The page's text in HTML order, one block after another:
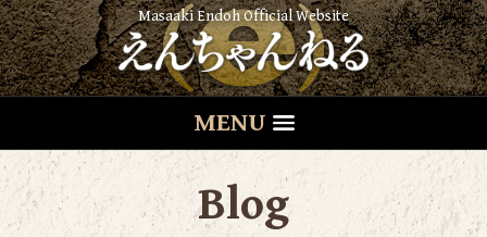
Masaaki Endoh Official Website
MENU
Blog